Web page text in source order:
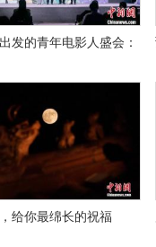
发的青年电影人盛会：
给你最绵长的祝福